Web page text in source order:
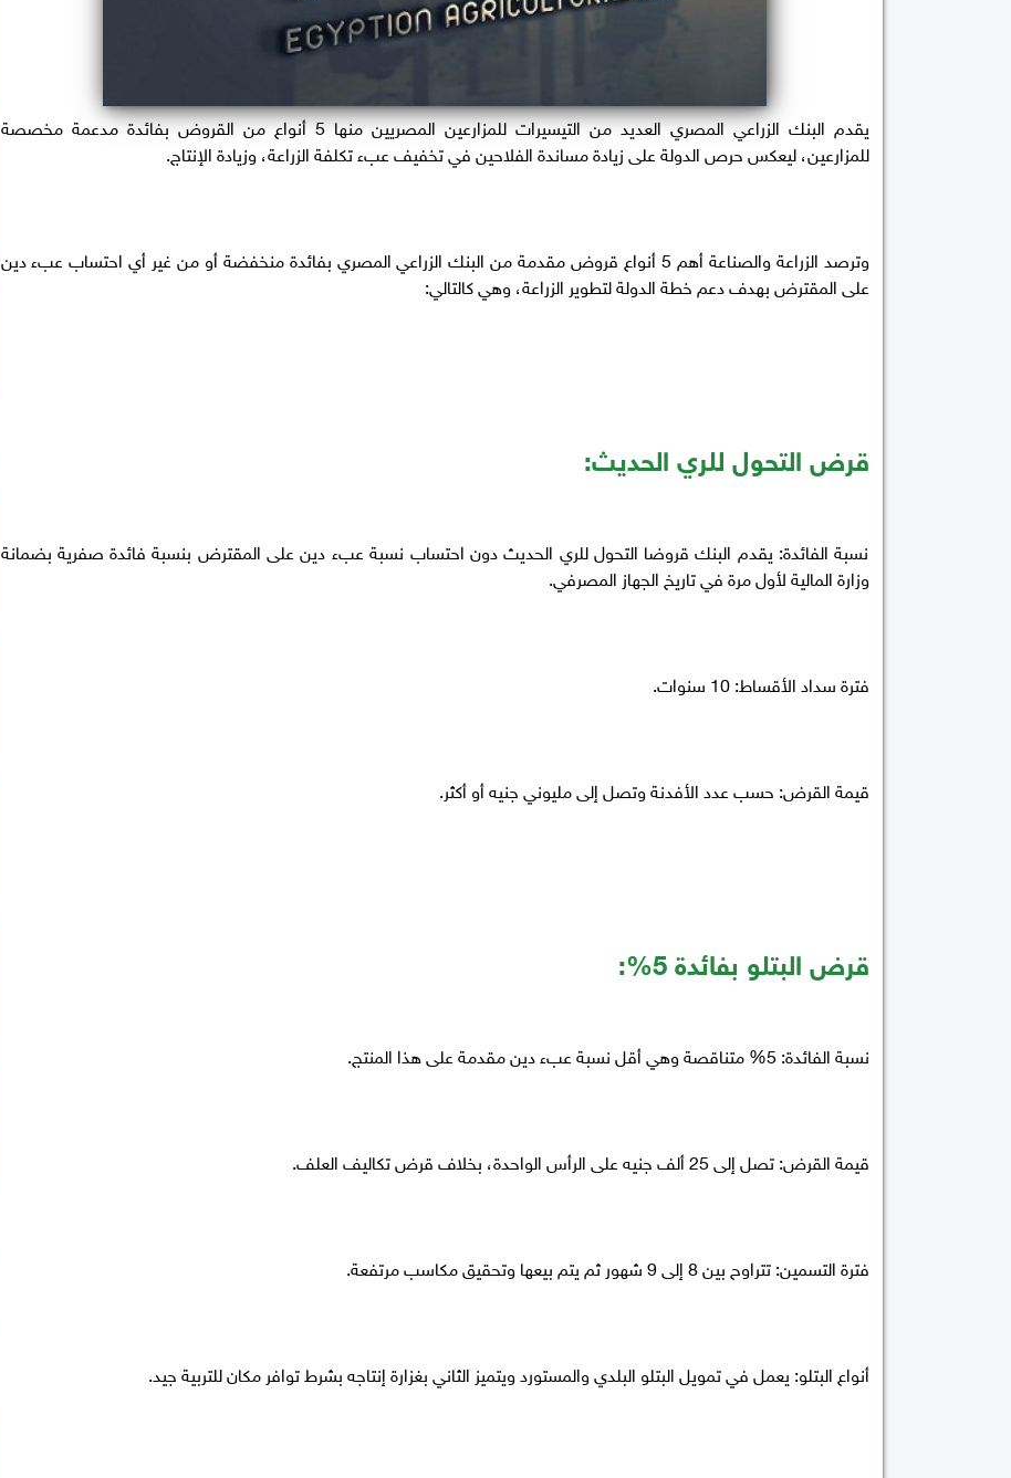
يقدم البنك الزراعي المصري العديد من التيسيرات للمزارعين المصريين منها 5 أنواع من القروض بفائدة مدعمة مخصصة
للمزارعين، ليعكس حرص الدولة على زيادة مساندة الفلاحين في تخفيف عبء تكلفة الزراعة، وزيادة الإنتاج.
وترصد الزراعة والصناعة أهم 5 أنواع قروض مقدمة من البنك الزراعي المصري بفائدة منخفضة أو من غير أي احتساب عبء دين
على المقترض بهدف دعم خطة الدولة لتطوير الزراعة، وهي كالتالي:
قرض التحول للري الحديث:
نسبة الفائدة: يقدم البنك قروضا التحول للري الحديث دون احتساب نسبة عبء دين على المقترض بنسبة فائدة صفرية بضمانة
وزارة المالية لأول مرة في تاريخ الجهاز المصرفي.
فترة سداد الأقساط: 10 سنوات.
قيمة القرض: حسب عدد الأفدنة وتصل إلى مليوني جنيه أو أكثر.
قرض البتلو بفائدة 5%:
نسبة الفائدة: 5% متناقصة وهي أقل نسبة عبء دين مقدمة على هذا المنتج.
قيمة القرض: تصل إلى 25 ألف جنيه على الرأس الواحدة، بخلاف قرض تكاليف العلف.
فترة التسمين: تتراوح بين 8 إلى 9 شهور ثم يتم بيعها وتحقيق مكاسب مرتفعة.
أنواع البتلو: يعمل في تمويل البتلو البلدي والمستورد ويتميز الثاني بغزارة إنتاجه بشرط توافر مكان للتربية جيد.